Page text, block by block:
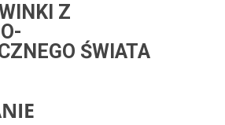
Z
ŚWIATA